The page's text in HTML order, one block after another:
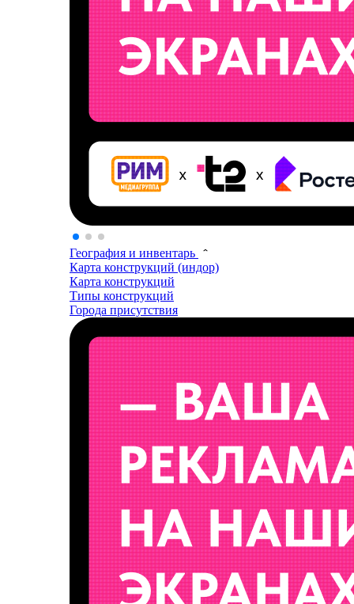
География и инвентарь
Карта конструкций (индор)
Карта конструкций
Типы конструкций
Города присутствия